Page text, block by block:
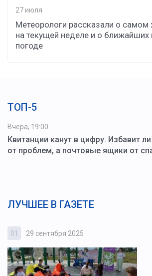
27 июля
Метеорологи рассказали о
на текущей неделе и о ближайших
погоде
ТОП-5
Вчера, 19:00
Квитанции канут в цифру. Избавит
от проблем, а почтовые ящики от
ЛУЧШЕЕ В ГАЗЕТЕ
01 29 сентября 2025